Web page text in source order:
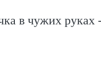
в чужих руках